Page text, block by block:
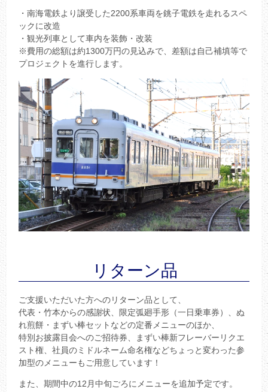
・南海電鉄より譲受した2200系車両を銚子電鉄を走れるスペ
ックに改造
・観光列車として車内を装飾・改装
※費用の総額は約1300万円の見込みで、差額は自己補填等で
プロジェクトを進行します。
リターン品
ご支援いただいた方へのリターン品として、
代表・竹本からの感謝状、限定弧廻手形（一日乗車券）、ぬ
れ煎餅・まずい棒セットなどの定番メニューのほか、
特別お披露目会へのご招待券、まずい棒新フレーバーリクエ
スト権、社員のミドルネーム命名権などちょっと変わった参
加型のメニューもご用意しています！
また、期間中の12月中旬ごろにメニューを追加予定です。